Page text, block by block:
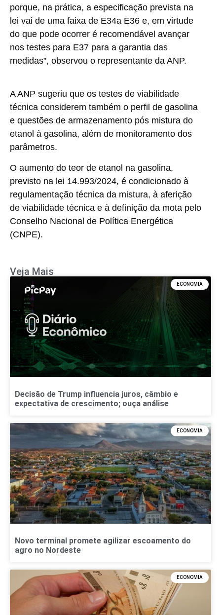
porque, na prática, a especificação prevista na
lei vai de uma faixa de E34a E36 e, em virtude
do que pode ocorrer é recomendável avançar
nos testes para E37 para a garantia das
medidas”, observou o representante da ANP.
A ANP sugeriu que os testes de viabilidade
técnica considerem também o perfil de gasolina
e questões de armazenamento pós mistura do
etanol à gasolina, além de monitoramento dos
parâmetros.
O aumento do teor de etanol na gasolina,
previsto na lei 14.993/2024, é condicionado à
regulamentação técnica da mistura, à aferição
de viabilidade técnica e à definição da mota pelo
Conselho Nacional de Política Energética
(CNPE).
Veja Mais
ECONOMIA
Decisão de Trump influencia juros, câmbio e
expectativa de crescimento; ouça análise
ECONOMIA
Novo terminal promete agilizar escoamento do
agro no Nordeste
ECONOMIA